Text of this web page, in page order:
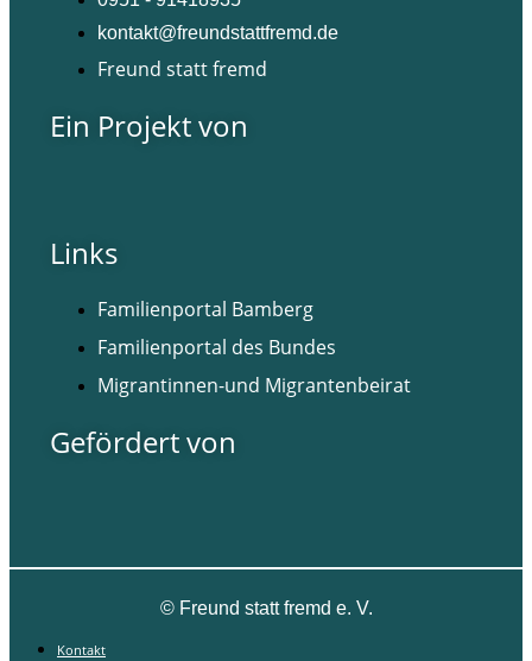
kontakt@freundstattfremd.de
Freund statt fremd
Ein Projekt von
Links
Familienportal Bamberg
Familienportal des Bundes
Migrantinnen-und Migrantenbeirat
Gefördert von
©Freund statt fremd e. V.
Kontakt